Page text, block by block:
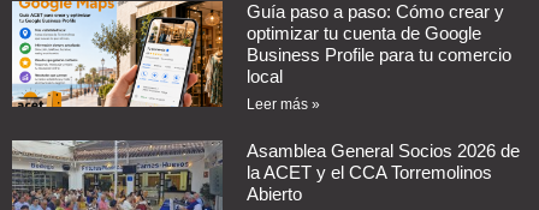
Guía paso a paso: Cómo crear y
optimizar tu cuenta de Google
Business Profile para tu comercio
local
Leer más »
Asamblea General Socios 2026 de
la ACET y el CCA Torremolinos
Abierto